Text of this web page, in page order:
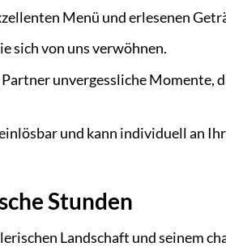
Menü und erlesenen
sich von uns verwöhnen.
unvergessliche Momente,
und kann individuell an
Stunden
Landschaft und seinem